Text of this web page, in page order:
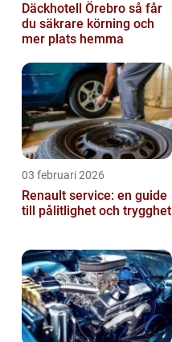
Däckhotell Örebro så får
du säkrare körning och
mer plats hemma
03 februari 2026
Renault service: en guide
till pålitlighet och trygghet